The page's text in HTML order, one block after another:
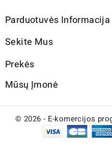
Parduotuvės Informacija
Sekite Mus
Prekės
Mūsų Įmonė
© 2026 - E-komercijos